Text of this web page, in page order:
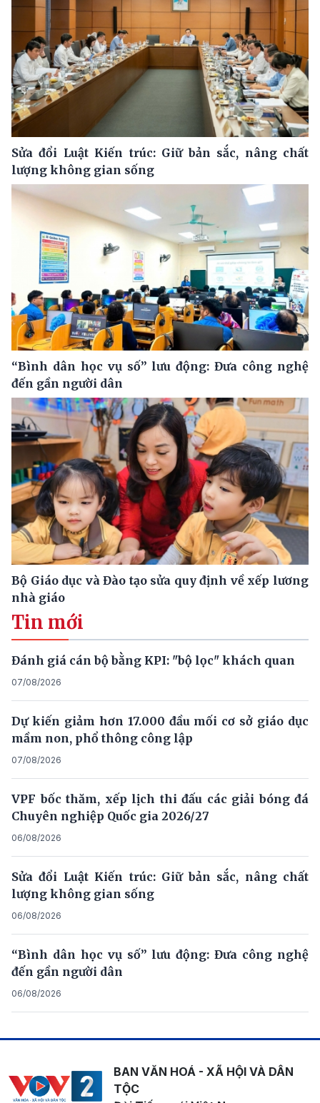
Sửa đổi Luật Kiến trúc: Giữ bản sắc, nâng chất
lượng không gian sống
“Bình dân học vụ số” lưu động: Đưa công nghệ
đến gần người dân
Bộ Giáo dục và Đào tạo sửa quy định về xếp lương
nhà giáo
Tin mới
Đánh giá cán bộ bằng KPI: "bộ lọc" khách quan
07/08/2026
Dự kiến giảm hơn 17.000 đầu mối cơ sở giáo dục
mầm non, phổ thông công lập
07/08/2026
VPF bốc thăm, xếp lịch thi đấu các giải bóng đá
Chuyên nghiệp Quốc gia 2026/27
06/08/2026
Sửa đổi Luật Kiến trúc: Giữ bản sắc, nâng chất
lượng không gian sống
06/08/2026
“Bình dân học vụ số” lưu động: Đưa công nghệ
đến gần người dân
06/08/2026
BAN VĂN HOÁ - XÃ HỘI VÀ DÂN
TỘC